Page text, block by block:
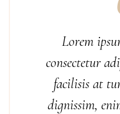
Lorem
consectetur
facilisis at
dignissim,